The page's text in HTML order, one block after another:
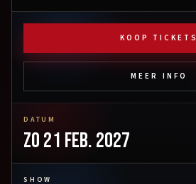
KOOP TICKETS
MEER INFO
DATUM
zo 21 feb. 2027
SHOW